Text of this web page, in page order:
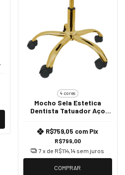
4 cores
Mocho Sela Estetica
Dentista Tatuador Aço
R$799,00
R$759,05 com Pix
7 x de R$114,14 sem juros
COMPRAR